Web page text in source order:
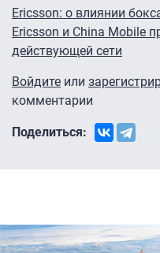
Ericsson: о влиянии
Ericsson и China Mobile
действующей сети
Войдите или
комментарии
Поделиться: